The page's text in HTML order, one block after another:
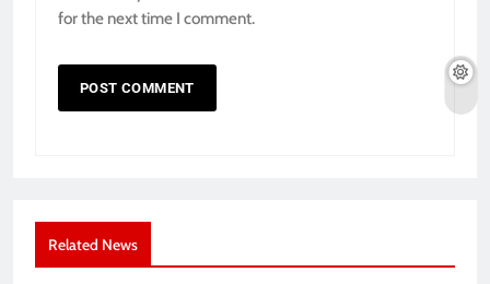
for the next time I comment.
Related News